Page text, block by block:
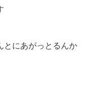
とにあがっとるんか